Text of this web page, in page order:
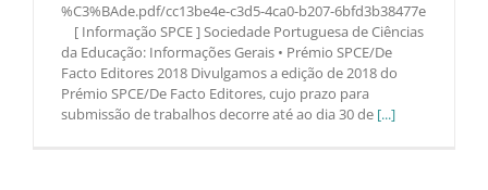
%C3%BAde.pdf/cc13be4e-c3d5-4ca0-b207-6bfd3b38477e
[ Informação SPCE ] Sociedade Portuguesa de Ciências
da Educação: Informações Gerais • Prémio SPCE/De
Facto Editores 2018 Divulgamos a edição de 2018 do
Prémio SPCE/De Facto Editores, cujo prazo para
submissão de trabalhos decorre até ao dia 30 de [...]